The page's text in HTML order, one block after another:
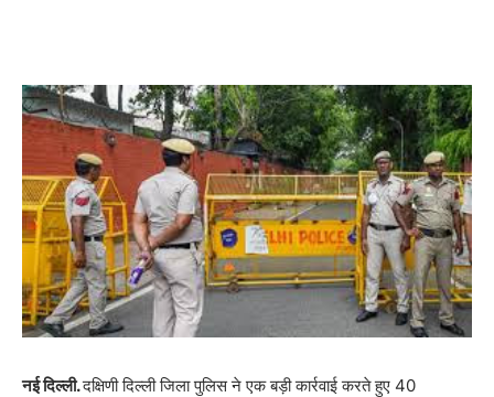
नई दिल्ली.दक्षिणी दिल्ली जिला पुलिस ने एक बड़ी कार्रवाई करते हुए 40